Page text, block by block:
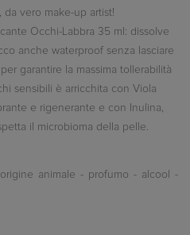
da vero make-up artist!
Occhi-Labbra 35 ml: dissolve
anche waterproof senza lasciare
garantire la massima tollerabilità
sensibili è arricchita con Viola
e rigenerante e con Inulina,
il microbioma della pelle.
animale - profumo - alcool -